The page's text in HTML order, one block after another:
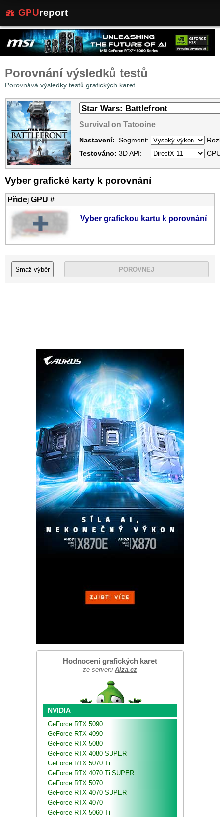
GPUreport
Porovnání výsledků testů
Porovnává výsledky testů grafických karet
Survival on Tatooine
Nastavení: Segment:
Testováno: 3D API:
Vyber grafické karty k porovnání
Přidej GPU #
Vyber grafickou kartu k porovnání
Hodnocení grafických karet
ze serveru Alza.cz
NVIDIA
GeForce RTX 5090
GeForce RTX 4090
GeForce RTX 5080
GeForce RTX 4080 SUPER
GeForce RTX 5070 Ti
GeForce RTX 4070 Ti SUPER
GeForce RTX 5070
GeForce RTX 4070 SUPER
GeForce RTX 4070
GeForce RTX 5060 Ti